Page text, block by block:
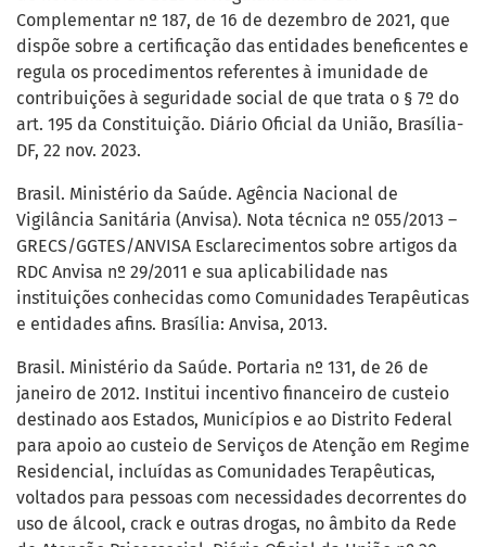
Complementar nº 187, de 16 de dezembro de 2021, que
dispõe sobre a certificação das entidades beneficentes e
regula os procedimentos referentes à imunidade de
contribuições à seguridade social de que trata o § 7º do
art. 195 da Constituição. Diário Oficial da União, Brasília-
DF, 22 nov. 2023.
Brasil. Ministério da Saúde. Agência Nacional de
Vigilância Sanitária (Anvisa). Nota técnica nº 055/2013 –
GRECS/GGTES/ANVISA Esclarecimentos sobre artigos da
RDC Anvisa nº 29/2011 e sua aplicabilidade nas
instituições conhecidas como Comunidades Terapêuticas
e entidades afins. Brasília: Anvisa, 2013.
Brasil. Ministério da Saúde. Portaria nº 131, de 26 de
janeiro de 2012. Institui incentivo financeiro de custeio
destinado aos Estados, Municípios e ao Distrito Federal
para apoio ao custeio de Serviços de Atenção em Regime
Residencial, incluídas as Comunidades Terapêuticas,
voltados para pessoas com necessidades decorrentes do
uso de álcool, crack e outras drogas, no âmbito da Rede